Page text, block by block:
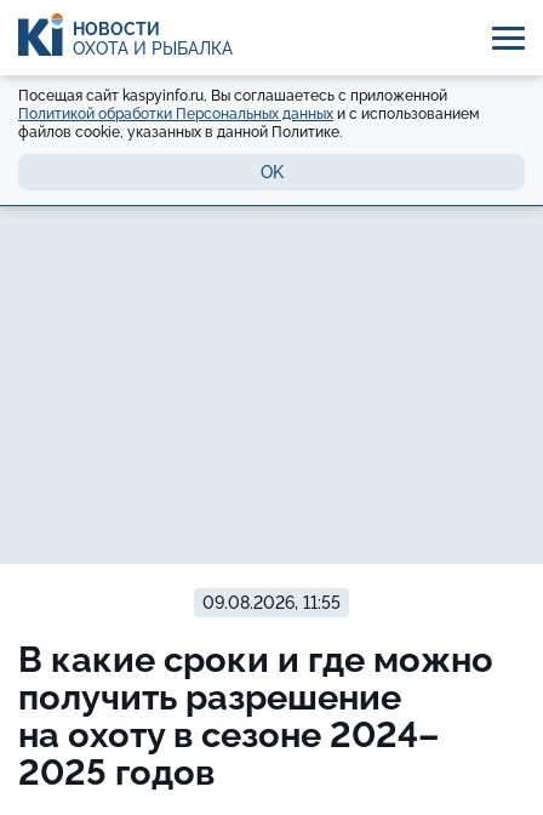
НОВОСТИ
ОХОТА И РЫБАЛКА
Посещая сайт kaspyinfo.ru, Вы соглашаетесь с приложенной
Политикой обработки Персональных данных и с использованием
файлов cookie, указанных в данной Политике.
OK
09.08.2026, 11:55
В какие сроки и где можно
получить разрешение
на охоту в сезоне 2024–
2025 годов